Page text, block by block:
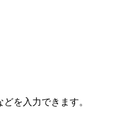
を入力できます。